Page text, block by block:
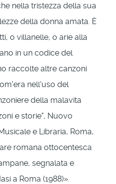
nella tristezza della sua
della donna amata. È
o villanelle, o arie alla
in un codice del
raccolte altre canzoni
nell'uso del
della malavita
e storie", Nuovo
e Libraria, Roma,
romana ottocentesca
segnalata e
a Roma (1988)».